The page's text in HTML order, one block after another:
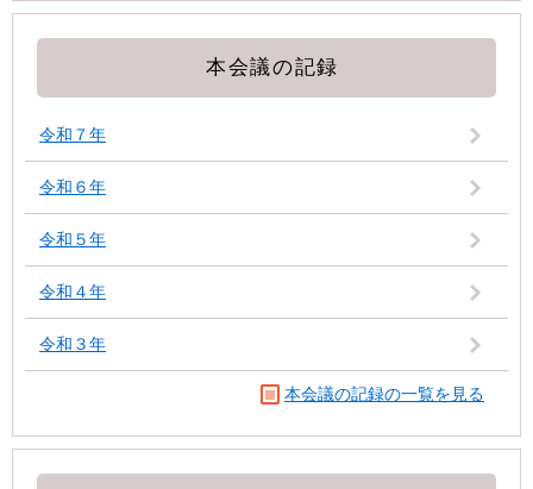
本会議の記録
令和７年
令和６年
令和５年
令和４年
令和３年
本会議の記録の一覧を見る